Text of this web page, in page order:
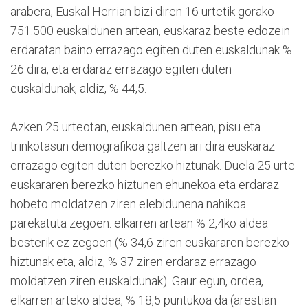
arabera, Euskal Herrian bizi diren 16 urtetik gorako
751.500 euskaldunen artean, euskaraz beste edozein
erdaratan baino errazago egiten duten euskaldunak %
26 dira, eta erdaraz errazago egiten duten
euskaldunak, aldiz, % 44,5.
Azken 25 urteotan, euskaldunen artean, pisu eta
trinkotasun demografikoa galtzen ari dira euskaraz
errazago egiten duten berezko hiztunak. Duela 25 urte
euskararen berezko hiztunen ehunekoa eta erdaraz
hobeto moldatzen ziren elebidunena nahikoa
parekatuta zegoen: elkarren artean % 2,4ko aldea
besterik ez zegoen (% 34,6 ziren euskararen berezko
hiztunak eta, aldiz, % 37 ziren erdaraz errazago
moldatzen ziren euskaldunak). Gaur egun, ordea,
elkarren arteko aldea, % 18,5 puntukoa da (arestian